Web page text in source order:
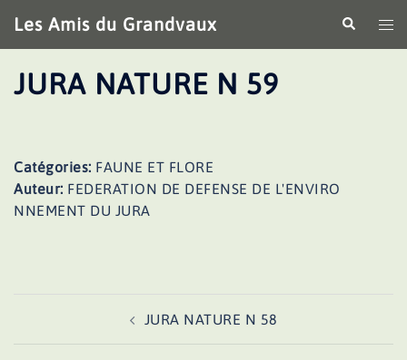
au
contenu
Les Amis du Grandvaux
le
JURA NATURE N 59
Catégories: FAUNE ET FLORE
Auteur: FEDERATION DE DEFENSE DE L'ENVIRO
NNEMENT DU JURA
JURA NATURE N 58